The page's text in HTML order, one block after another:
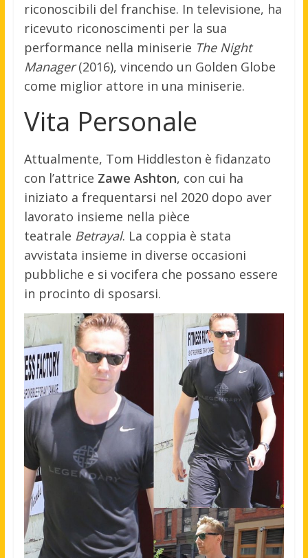
riconoscibili del franchise. In televisione, ha
ricevuto riconoscimenti per la sua
performance nella miniserie The Night
Manager(2016), vincendo un Golden Globe
come miglior attore in una miniserie.
Vita Personale
Attualmente, Tom Hiddleston è fidanzato
con l’attrice Zawe Ashton, con cui ha
iniziato a frequentarsi nel 2020 dopo aver
lavorato insieme nella pièce
teatrale Betrayal. La coppia è stata
avvistata insieme in diverse occasioni
pubbliche e si vocifera che possano essere
in procinto di sposarsi.